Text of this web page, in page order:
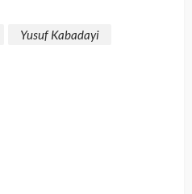
Yusuf Kabadayi